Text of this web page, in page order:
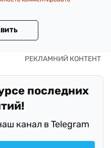
последних
канал в Telegram